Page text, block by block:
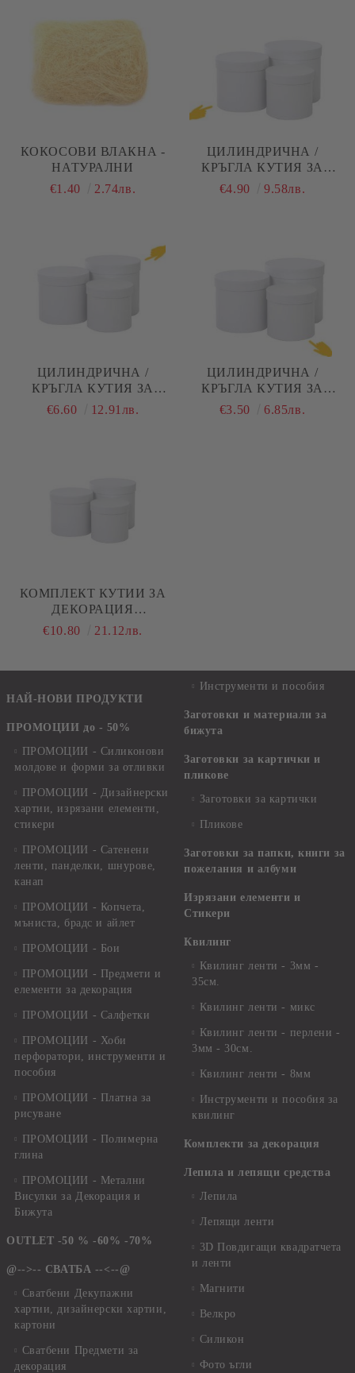
КОКОСОВИ ВЛАКНА -
НАТУРАЛНИ
€1.40
2.74лв.
ЦИЛИНДРИЧНА /
КРЪГЛА КУТИЯ ЗА
ДЕКОРАЦИЯ - БЯЛО - Ø
€4.90 9.58лв.
ЦИЛИНДРИЧНА /
КРЪГЛА КУТИЯ ЗА
ДЕКОРАЦИЯ - БЯЛО - Ø
€6.60 12.91лв.
ЦИЛИНДРИЧНА /
КРЪГЛА КУТИЯ ЗА
ДЕКОРАЦИЯ - БЯЛО - Ø
€3.50 6.85лв.
КОМПЛЕКТ КУТИИ ЗА
ДЕКОРАЦИЯ
ЦИЛИНДРИЧНА /
€10.80 21.12лв.
НАЙ-НОВИ ПРОДУКТИ
ПРОМОЦИИ до - 50%
ПРОМОЦИИ - Силиконови
молдове и форми за отливки
ПРОМОЦИИ - Дизайнерски
хартии, изрязани елементи,
стикери
ПРОМОЦИИ - Сатенени
ленти, панделки, шнурове,
канап
ПРОМОЦИИ - Копчета,
мъниста, брадс и айлет
ПРОМОЦИИ - Бои
ПРОМОЦИИ - Предмети и
елементи за декорация
ПРОМОЦИИ - Салфетки
ПРОМОЦИИ - Хоби
перфоратори, инструменти и
пособия
ПРОМОЦИИ - Платна за
рисуване
ПРОМОЦИИ - Полимерна
глина
ПРОМОЦИИ - Метални
Висулки за Декорация и
Бижута
OUTLET -50 % -60% -70%
@-->-- СВАТБА --<--@
Сватбени Декупажни
хартии, дизайнерски хартии,
картони
Сватбени Предмети за
декорация
Инструменти и пособия
Заготовки и материали за
бижута
Заготовки за картички и
пликове
Заготовки за картички
Пликове
Заготовки за папки, книги за
пожелания и албуми
Изрязани елементи и
Стикери
Квилинг
Квилинг ленти - 3мм -
35см.
Квилинг ленти - микс
Квилинг ленти - перлени -
3мм - 30см.
Квилинг ленти - 8мм
Инструменти и пособия за
квилинг
Комплекти за декорация
Лепила и лепящи средства
Лепила
Лепящи ленти
3D Повдигащи квадратчета
и ленти
Магнити
Велкро
Силикон
Фото ъгли